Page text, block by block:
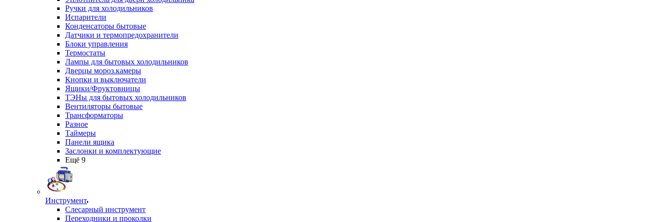
Ручки для холодильников
Испарители
Конденсаторы бытовые
Датчики и термопредохранители
Блоки управления
Термостаты
Лампы для бытовых холодильников
Дверцы мороз.камеры
Кнопки и выключатели
Ящики/Фруктовницы
ТЭНы для бытовых холодильников
Вентиляторы бытовые
Трансформаторы
Разное
Таймеры
Панели ящика
Заслонки и комплектующие
Ещё 9
Инструмент
Слесарный инструмент
Переходники и проколки